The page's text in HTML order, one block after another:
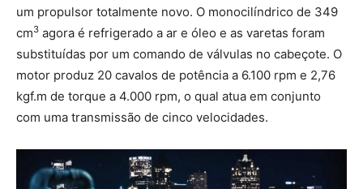
um propulsor totalmente novo. O monocilíndrico de 349
cm3 agora é refrigerado a ar e óleo e as varetas foram
substituídas por um comando de válvulas no cabeçote. O
motor produz 20 cavalos de potência a 6.100 rpm e 2,76
kgf.m de torque a 4.000 rpm, o qual atua em conjunto
com uma transmissão de cinco velocidades.